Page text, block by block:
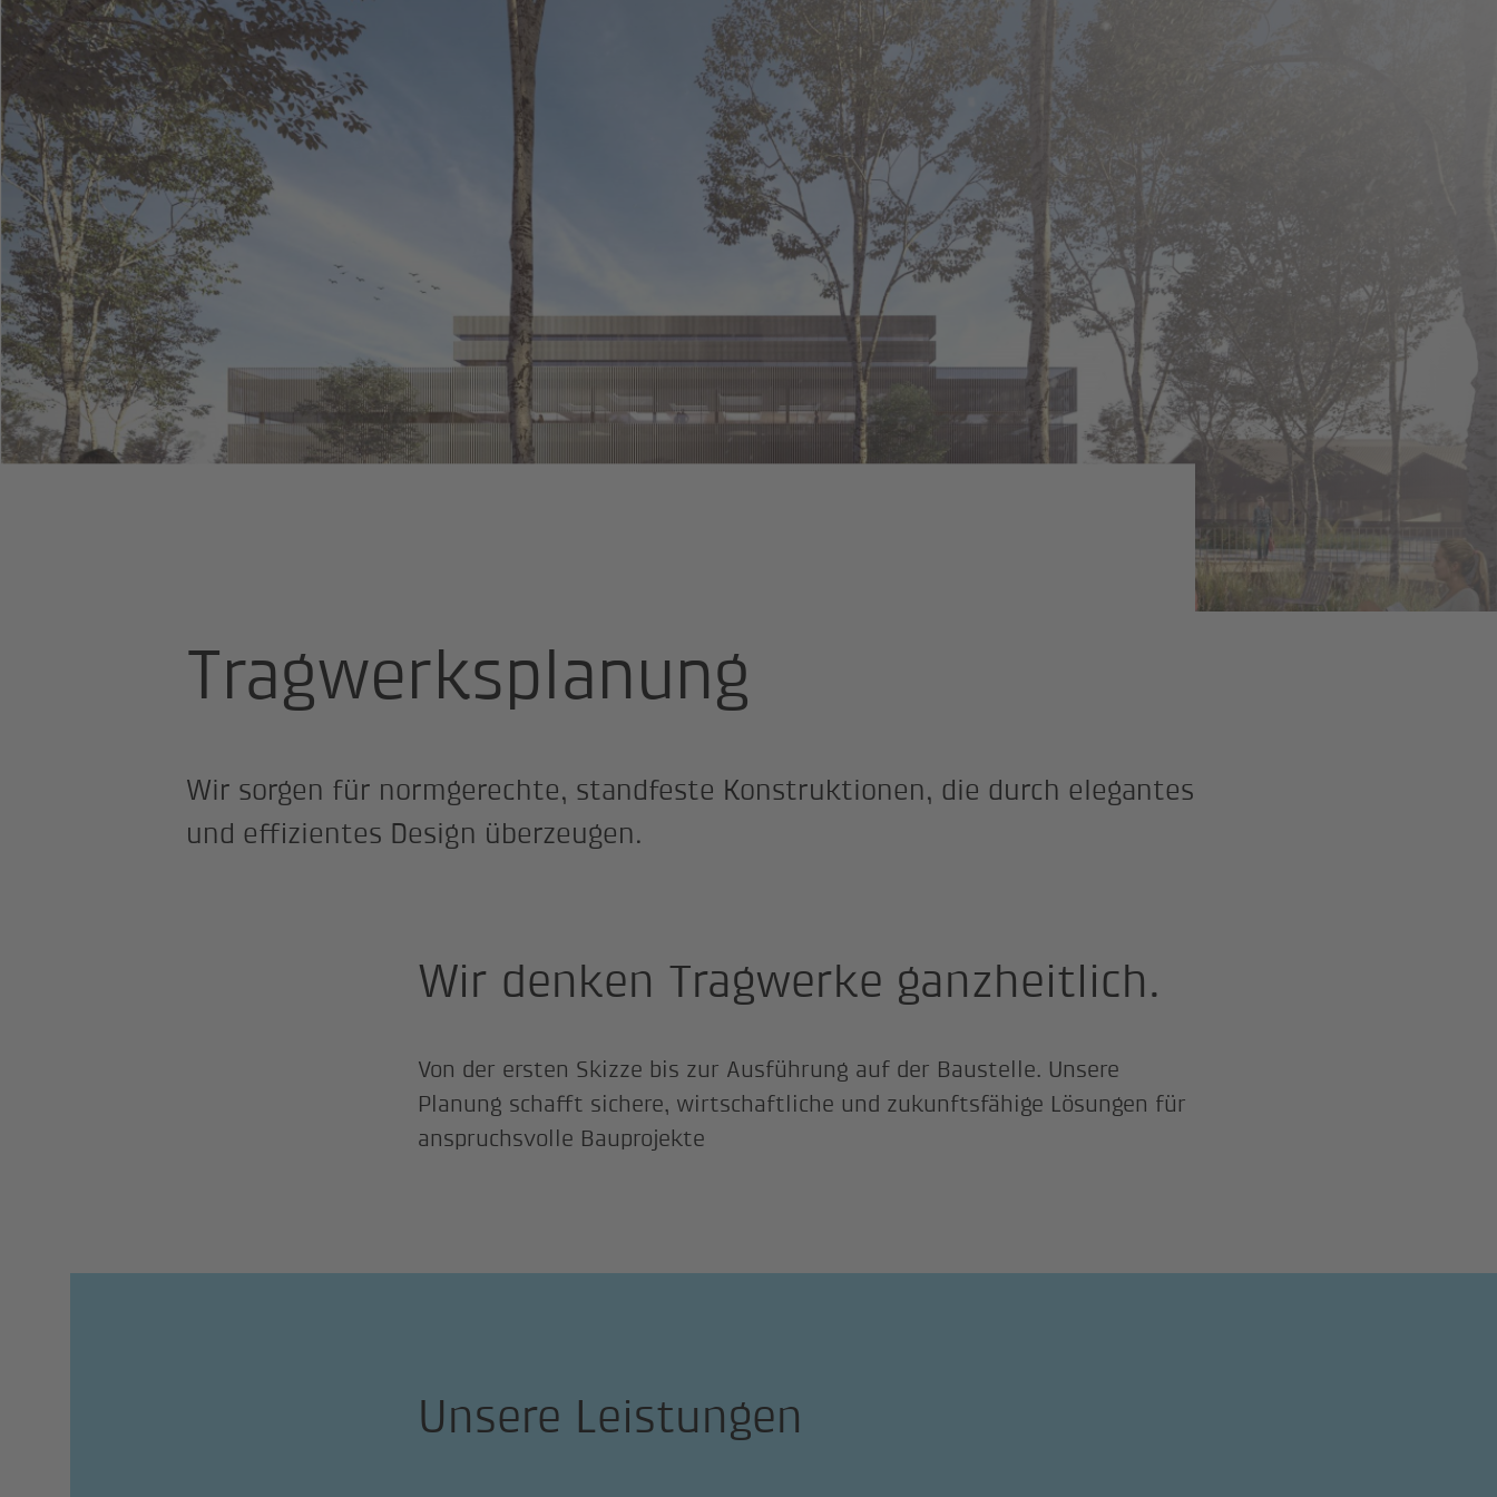
Tragwerksplanung
Wir sorgen für normgerechte, standfeste Konstruktionen, die durch elegantes
und effizientes Design überzeugen.
Wir denken Tragwerke ganzheitlich.
Von der ersten Skizze bis zur Ausführung auf der Baustelle. Unsere
Planung schafft sichere, wirtschaftliche und zukunftsfähige Lösungen für
anspruchsvolle Bauprojekte
Unsere Leistungen